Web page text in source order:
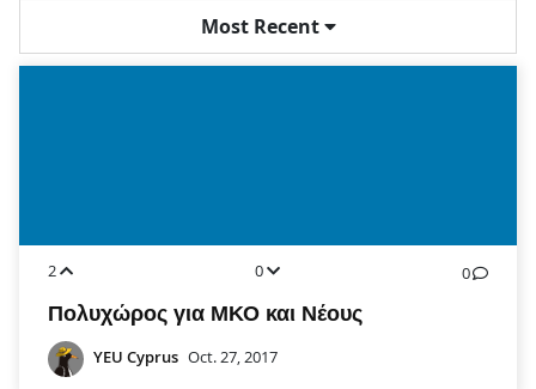
Most Recent
2 0 0
Πολυχώρος για ΜΚΟ και Νέους
YEU Cyprus Oct. 27, 2017